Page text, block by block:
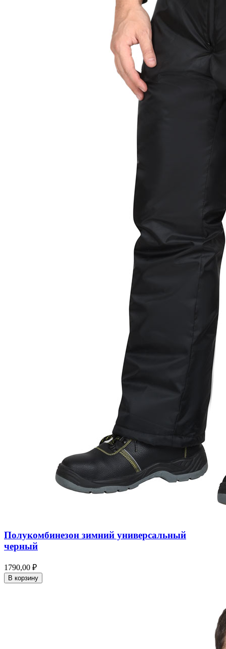
Полукомбинезон зимний универсальный
черный
1790,00 ₽
В корзину